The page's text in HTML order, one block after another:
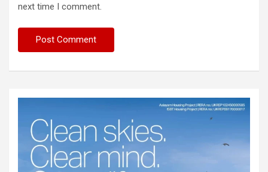
next time I comment.